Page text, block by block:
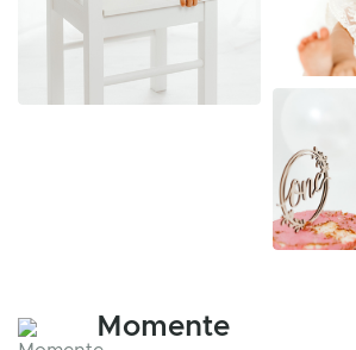
Momente